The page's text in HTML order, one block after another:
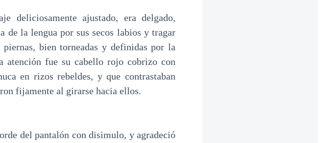
deliciosamente ajustado, era delgado,
de la lengua por sus secos labios y tragar
bien torneadas y definidas por la
atención fue su cabello rojo cobrizo con
en rizos rebeldes, y que contrastaban
fijamente al girarse hacia ellos.
del pantalón con disimulo, y agradeció